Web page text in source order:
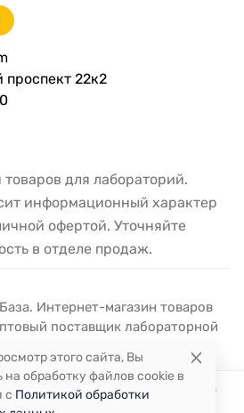
проспект 22к2
для лабораторий.
информационный характер
офертой. Уточняйте
в отделе продаж.
Интернет-магазин товаров
поставщик лабораторной
этого сайта, Вы
на обработку файлов cookie в
с Политикой обработки